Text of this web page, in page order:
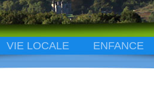
VIE LOCALE ENFANCE